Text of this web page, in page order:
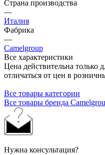
Страна производства
—
Италия
Фабрика
—
Camelgroup
Все характеристики
Цена действительна только
отличаться от цен в
Все товары категории
Все товары бренда
Нужна консультация?